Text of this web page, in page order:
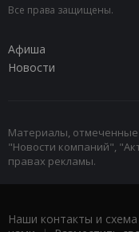
Все права защищены.
Афиша
Новости
Материалы,
"Новости компаний",
правах рекламы.
Наши контакты и